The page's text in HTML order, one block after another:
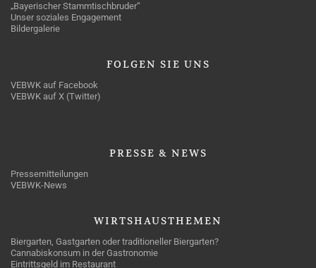
„Bayerischer Stammtischbruder“
Unser soziales Engagement
Bildergalerie
FOLGEN SIE UNS
VEBWK auf Facebook
VEBWK auf X (Twitter)
PRESSE & NEWS
Pressemitteilungen
VEBWK-News
WIRTSHAUSTHEMEN
Biergarten, Gastgarten oder traditioneller Biergarten?
Cannabiskonsum in der Gastronomie
Eintrittsgeld im Restaurant